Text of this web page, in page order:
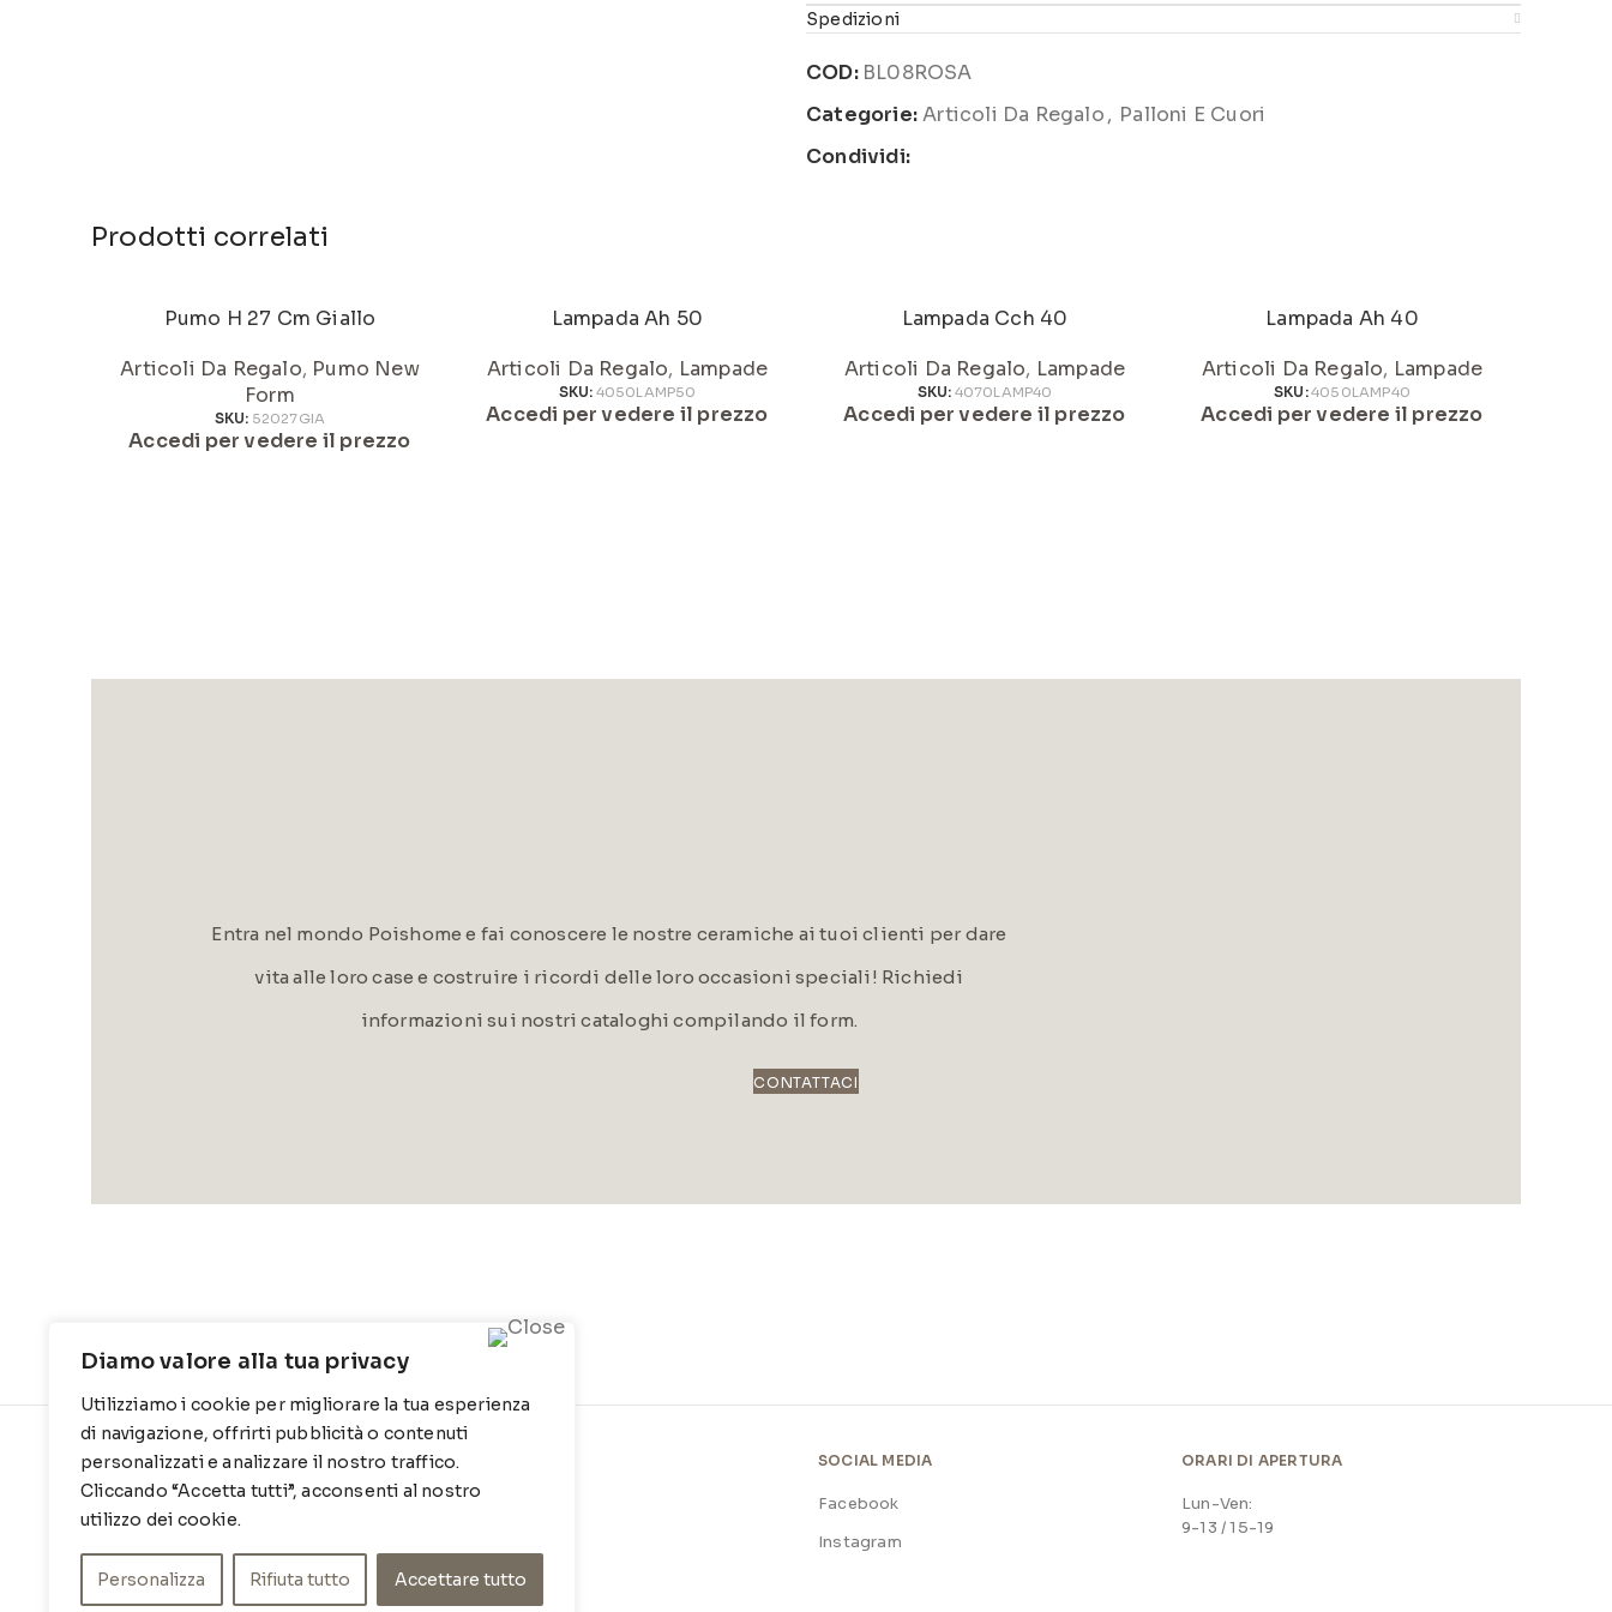
Diamo valore alla tua privacy
Utilizziamo i cookie per migliorare la tua esperienza
di navigazione, offrirti pubblicità o contenuti
personalizzati e analizzare il nostro traffico.
Cliccando “Accetta tutti”, acconsenti al nostro
utilizzo dei cookie.
Personalizza Rifiuta tutto Accettare tutto
Spedizioni
COD: BL08ROSA
Categorie: Articoli Da Regalo, Palloni E Cuori
Condividi:
Prodotti correlati
Pumo H 27 Cm Giallo
Articoli Da Regalo, Pumo New
Form
SKU: 52027GIA
Accedi per vedere il prezzo
Lampada Ah 50
Articoli Da Regalo, Lampade
SKU: 4050LAMP50
Accedi per vedere il prezzo
Lampada Cch 40
Articoli Da Regalo, Lampade
SKU: 4070LAMP40
Accedi per vedere il prezzo
Lampada Ah 40
Articoli Da Regalo, Lampade
SKU:4050LAMP40
Accedi per vedere il prezzo
Entra nel mondo Poishome e fai conoscere le nostre ceramiche ai tuoi clienti per dare
vita alle loro case e costruire i ricordi delle loro occasioni speciali! Richiedi
informazioni sui nostri cataloghi compilando il form.
CONTATTACI
CONTATTI
Contrada Locosantissimo 1316 - 70044
Polignano a mare
T: 080 917 78 89
Chi siamo
Privacy Policy
SOCIAL MEDIA
Facebook
Instagram
ORARI DI APERTURA
Lun-Ven:
9-13 / 15-19